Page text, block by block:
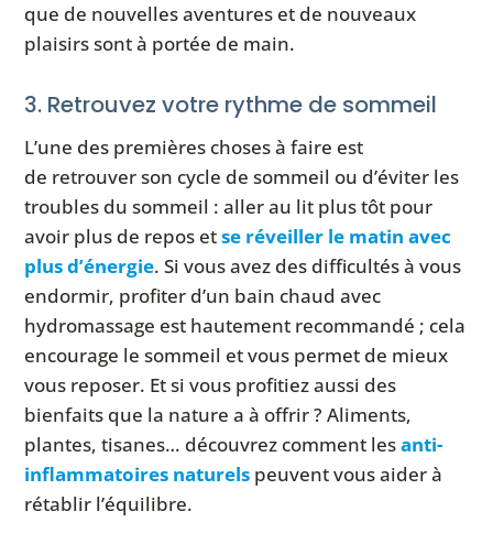
que de nouvelles aventures et de nouveaux
plaisirs sont à portée de main.
3. Retrouvez votre rythme de sommeil
L’une des premières choses à faire est
de retrouver son cycle de sommeil ou d’éviter les
troubles du sommeil : aller au lit plus tôt pour
avoir plus de repos etse réveiller le matin avec
plus d’énergie. Si vous avez des difficultés à vous
endormir, profiter d’un bain chaud avec
hydromassage est hautement recommandé ; cela
encourage le sommeil et vous permet de mieux
vous reposer. Et si vous profitiez aussi des
bienfaits que la nature a à offrir ? Aliments,
plantes, tisanes… découvrez comment lesanti-
inflammatoires naturels peuvent vous aider à
rétablir l’équilibre.